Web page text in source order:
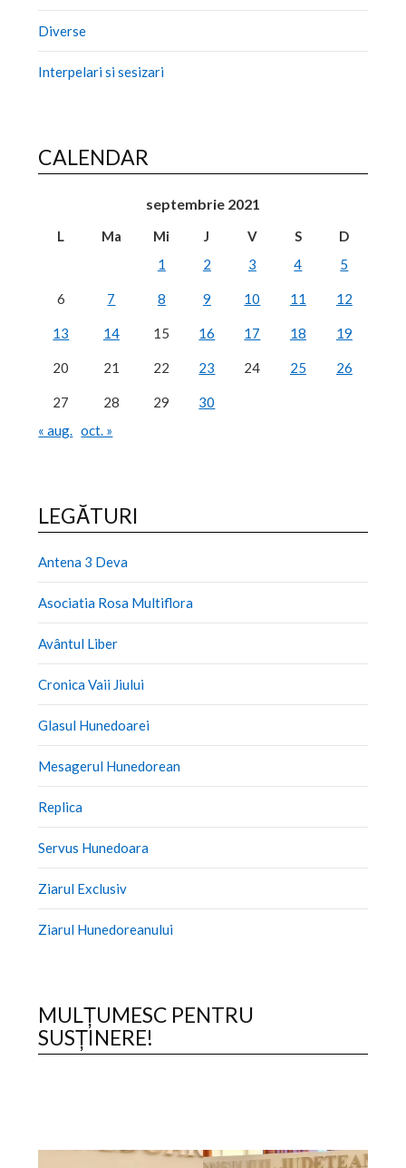
Diverse
Interpelari si sesizari
CALENDAR
septembrie 2021
L Ma Mi J V S
D
1
2 3 4 5
6 7 8 9 10 11 12
13 14 15 16 17 18 19
20 21 22 23 24 25 26
27 28 29
30
« aug. oct. »
LEGĂTURI
Antena 3 Deva
Asociatia Rosa Multiflora
Avântul Liber
Cronica Vaii Jiului
Glasul Hunedoarei
Mesagerul Hunedorean
Replica
Servus Hunedoara
Ziarul Exclusiv
Ziarul Hunedoreanului
MULȚUMESC PENTRU
SUSȚINERE!